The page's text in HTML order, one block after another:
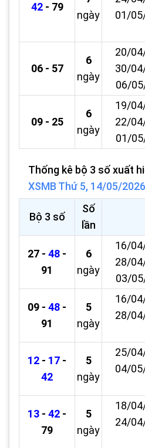
42- 79
ngày
01/
06 - 57
6
ngày
20/
30/
06/
09 - 25
6
ngày
19/
22/
01/
Thống kê bộ 3 số xuất
XSMB Thứ 5, 14/05/2026
Bộ 3 số
Số
lần
27 - 48 -
91
6
ngày
16/
28/
03/
09 - 48 -
91
5
ngày
16/
28/
12 - 17 -
42
5
ngày
25/
04/
13 - 42 -
79
5
ngày
18/
24/